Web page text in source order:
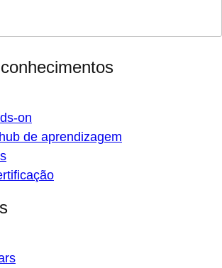
on
de aprendizagem